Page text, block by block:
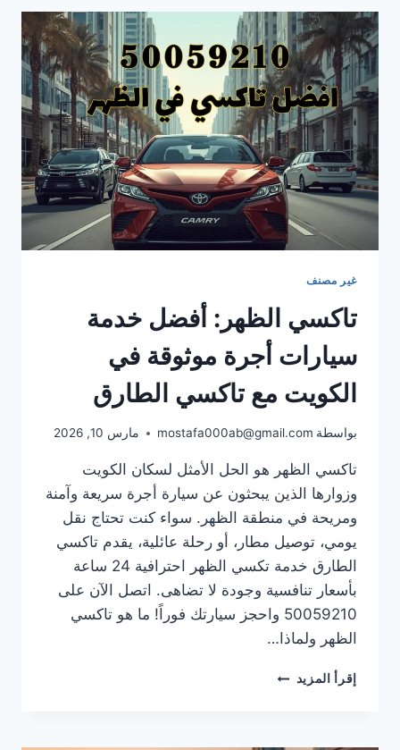
أجرة
في
الميراج
مع
تاكسي
الطارق
–
رقم
50059210
غير مصنف
تاكسي الظهر: أفضل خدمة
سيارات أجرة موثوقة في
الكويت مع تاكسي الطارق
بواسطة mostafa000ab@gmail.com مارس 10, 2026
تاكسي الظهر هو الحل الأمثل لسكان الكويت
وزوارها الذين يبحثون عن سيارة أجرة سريعة وآمنة
ومريحة في منطقة الظهر. سواء كنت تحتاج نقل
يومي، توصيل مطار، أو رحلة عائلية، يقدم تاكسي
الطارق خدمة تكسي الظهر احترافية 24 ساعة
بأسعار تنافسية وجودة لا تضاهى. اتصل الآن على
50059210 واحجز سيارتك فوراً! ما هو تاكسي
الظهر ولماذا…
إقرأ المزيد تاكسي